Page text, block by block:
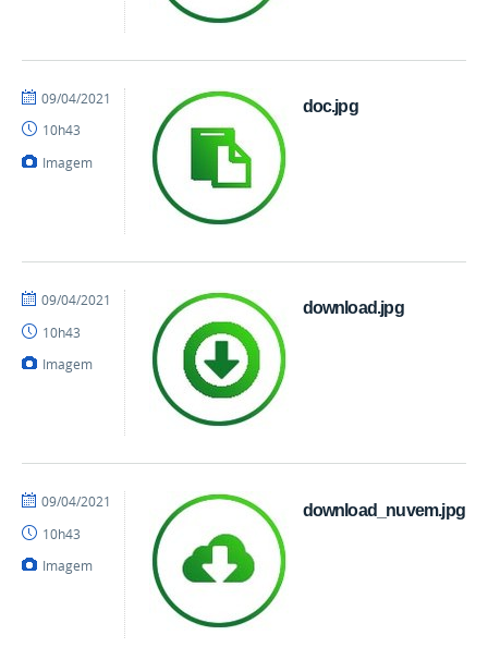
doc.jpg
por
publicado
09/04/2021
10h43
Imagem
download.jpg
por
publicado
09/04/2021
10h43
Imagem
download_nuvem.jpg
por
publicado
09/04/2021
10h43
Imagem